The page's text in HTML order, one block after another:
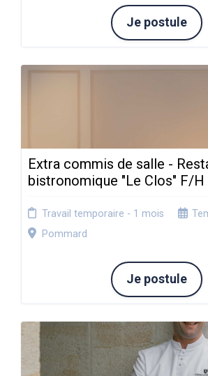
Je postule
Extra commis de salle -
bistronomique "Le Clos" F/H
Travail temporaire - 1 mois
Pommard
Je postule